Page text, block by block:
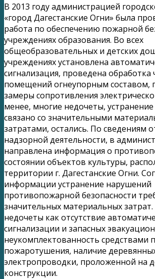
В 2013 году администрацией
«город Дагестанские Огни» была
работа по обеспечению пожарной
учреждениях образования. Во всех
общеобразовательных и детских
учреждениях установлена
сигнализация, проведена обработка
помещений огнеупорным составом,
замеры сопротивления
менее, многие недочеты,
связано со значительными
затратами, остались. По сведениям
надзорной деятельности, в
направлена информация о
состоянии объектов культуры,
территории г. Дагестанские Огни.
информации устранение нарушений
противопожарной безопасности
значительных материальных затрат.
недочеты как отсутствие
сигнализации и запасных
неукомплектованность средствами
пожаротушения, наличие
электропроводки, проложенной на
конструкции.